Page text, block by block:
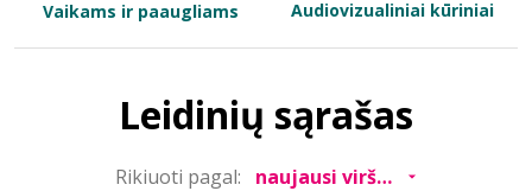
Bibliotekoms
Vaikams ir paaugliams Audiovizualiniai kūriniai
Leidinių sąrašas
Rikiuoti pagal: